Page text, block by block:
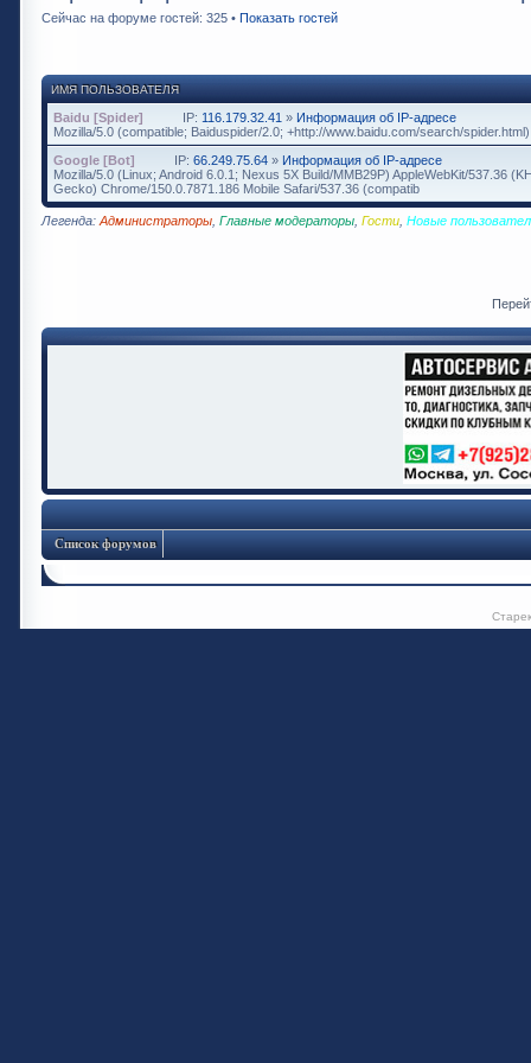
Сейчас на форуме гостей: 325 • Показать гостей
ИМЯ ПОЛЬЗОВАТЕЛЯ
Baidu [Spider] IP: 116.179.32.41 » Информация об IP-адресе
Mozilla/5.0 (compatible; Baiduspider/2.0; +http://www.baidu.com/search/spider.html)
Google [Bot]
IP: 66.249.75.64 » Информация об IP-адресе
Mozilla/5.0 (Linux; Android 6.0.1; Nexus 5X Build/MMB29P) AppleWebKit/537.36
Gecko) Chrome/150.0.7871.186 Mobile Safari/537.36 (compatib
Легенда: Администраторы Главные модераторы Гости Новые
Список форумов